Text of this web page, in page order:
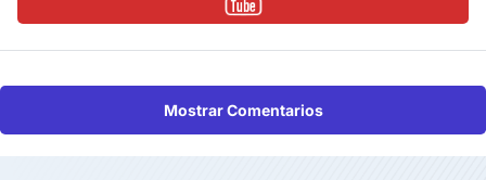
Mostrar Comentarios